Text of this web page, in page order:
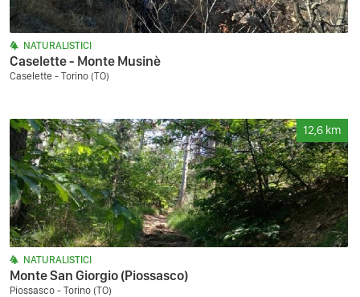
NATURALISTICI
Caselette - Monte Musinè
Caselette - Torino (TO)
12,6 km
NATURALISTICI
Monte San Giorgio (Piossasco)
Piossasco - Torino (TO)